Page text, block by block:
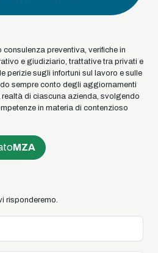
consulenza preventiva, verifiche in
e giudiziario, trattative tra privati e
perizie sugli infortuni sul lavoro e sulle
sempre conto degli aggiornamenti
di ciascuna azienda, svolgendo
in materia di contenzioso
MZA
risponderemo.